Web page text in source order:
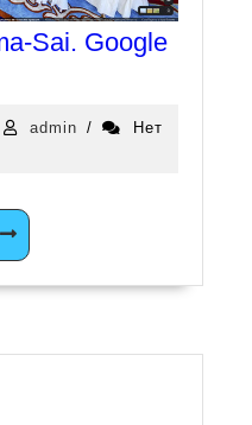
Sai. Google
admin /
Нет